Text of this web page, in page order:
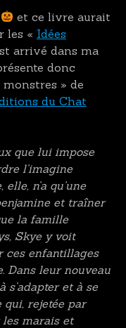
et ce livre aurait
les « Idées
arrivé dans ma
donc
» de
du Chat
que lui impose
l’imagine
n’a qu’une
et traîner
la famille
Skye y voit
ces enfantillages
Dans leur nouveau
et à se
qui, rejetée par
marais et